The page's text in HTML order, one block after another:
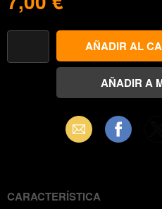
Email Facebook
CARACTERÍSTICA